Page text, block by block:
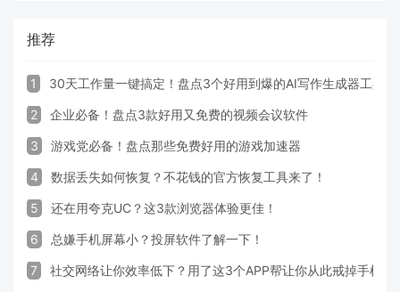
推荐
1 30天工作量一键搞定！盘点3个好用到爆的AI写作生成器工具
2 企业必备！盘点3款好用又免费的视频会议软件
3 游戏党必备！盘点那些免费好用的游戏加速器
4 数据丢失如何恢复？不花钱的官方恢复工具来了！
5 还在用夸克UC？这3款浏览器体验更佳！
6 总嫌手机屏幕小？投屏软件了解一下！
7 社交网络让你效率低下？用了这3个APP帮让你从此戒掉手机！